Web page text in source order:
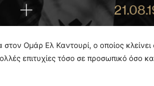
Ομάρ Ελ Καντουρί, ο οποίος
επιτυχίες τόσο σε προσωπικό όσο